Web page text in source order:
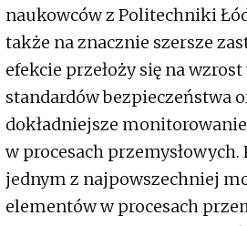
naukowców z Politechniki
także na znacznie szersze
efekcie przełoży się na
standardów bezpieczeństwa
dokładniejsze
w procesach przemysłowych.
jednym z najpowszechniej
elementów w procesach